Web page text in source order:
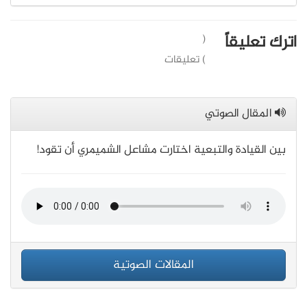
اترك تعليقاً
(
) تعليقات
المقال الصوتي
بين القيادة والتبعية اختارت مشاعل الشميمري أن تقود!
المقالات الصوتية